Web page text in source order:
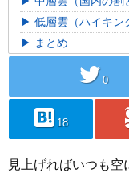
低層雲（ハイキン
まとめ
twitter 0
hatebu 18
見上げればいつも空